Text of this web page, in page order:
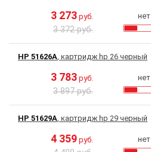
3 273 руб.
3 372 руб.
нет
HP 51626A, картридж hp 26 черный
3 783 руб.
3 897 руб.
нет
HP 51629A, картридж hp 29 черный
4 359 руб. нет